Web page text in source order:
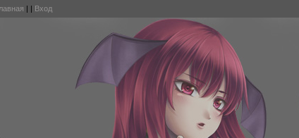
| | Вход